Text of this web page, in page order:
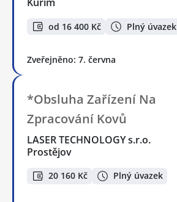
Kuřim
od 16 400 Kč Plný úvazek
Zveřejněno: 7. června
*Obsluha Zařízení Na
Zpracování Kovů
LASER TECHNOLOGY s.r.o.
Prostějov
20 160 Kč Plný úvazek